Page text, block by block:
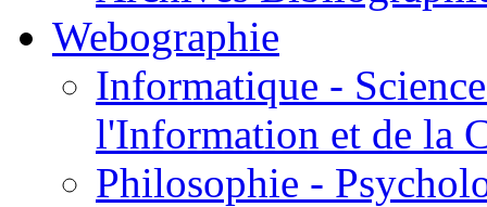
Webographie
Informatique -
l'Information et de la
Philosophie -